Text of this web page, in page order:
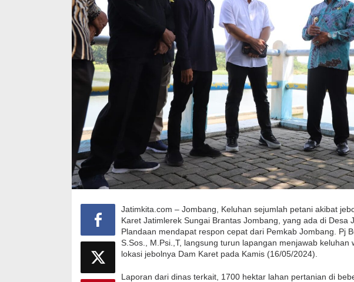
Jatimkita.com – Jombang, Keluhan sejumlah petani akibat
Karet Jatimlerek Sungai Brantas Jombang, yang ada di Desa
Plandaan mendapat respon cepat dari Pemkab Jombang. Pj
S.Sos., M.Psi.,T, langsung turun lapangan menjawab keluhan
lokasi jebolnya Dam Karet pada Kamis (16/05/2024).
Laporan dari dinas terkait, 1700 hektar lahan pertanian di